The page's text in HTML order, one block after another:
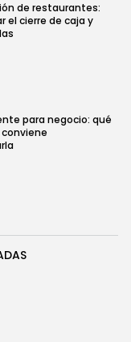
de restaurantes:
el cierre de caja y
para negocio: qué